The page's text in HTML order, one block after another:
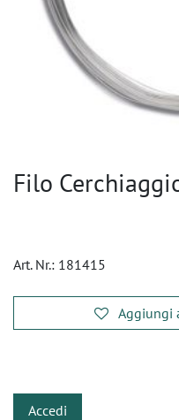
Filo
Art. Nr.: 181415
Aggiungi
Accedi